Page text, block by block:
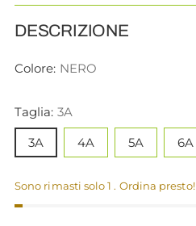
DESCRIZIONE
Colore: NERO
Taglia: 3A
3A
4A 5A 6A
Sono rimasti solo 1 . Ordina presto!